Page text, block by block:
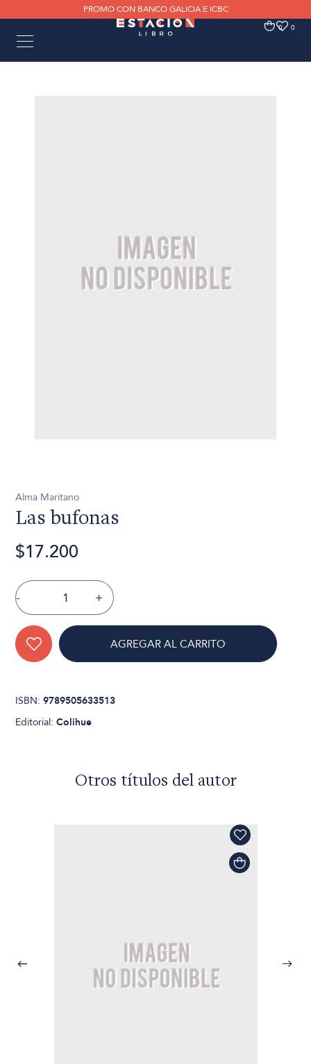
PROMO CON BANCO GALICIA E ICBC
0 0
Alma Maritano
Las bufonas
$17.200
- +
AGREGAR AL CARRITO
ISBN:9789505633513
Editorial:Colihue
Otros títulos del autor